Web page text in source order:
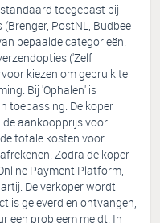
toegepast bij
PostNL, Budbee
bepaalde categorieën.
('Zelf
kiezen om gebruik te
Bij 'Ophalen' is
toepassing. De koper
aankoopprijs voor
totale kosten voor
Zodra de koper
Payment Platform,
De verkoper wordt
is geleverd en ontvangen,
een probleem meldt. In